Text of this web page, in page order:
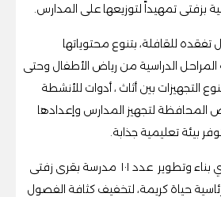
بزفتى تمهيداً لتوزيعها على المدارس.
تفقده للقافلة، بتنوع محتوياتها
الدراسية من رياض الأطفال وحتى
التجهيزات بين أثاث ، أدوات للأنشطة
المحافظة لتجهيز المدارس وإعدادها
بيئة تعليمية جذابة.
وأضاف المحافظ أنه جاري بناء وتطوير عدد ١٠١ مدرسة بقرى زفتى
حياة كريمة، لتخفيف كثافة الفصول